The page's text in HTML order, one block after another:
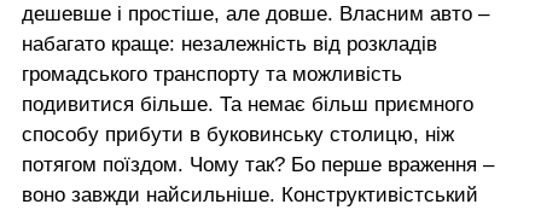
дешевше і простіше, але довше. Власним авто –
набагато краще: незалежність від розкладів
громадського транспорту та можливість
подивитися більше. Та немає більш приємного
способу прибути в буковинську столицю, ніж
потягом поїздом. Чому так? Бо перше враження –
воно завжди найсильніше. Конструктивістський